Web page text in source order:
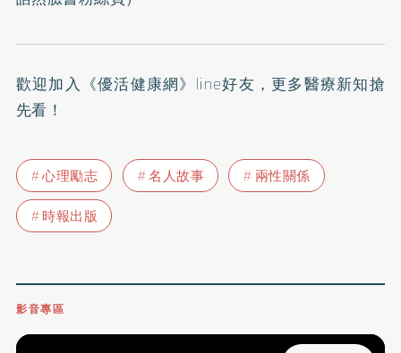
歡迎加入 《優活健康網》line好友 ，更多醫療新知搶
先看！
心理勵志 名人故事
兩性關係
時報出版
影音專區